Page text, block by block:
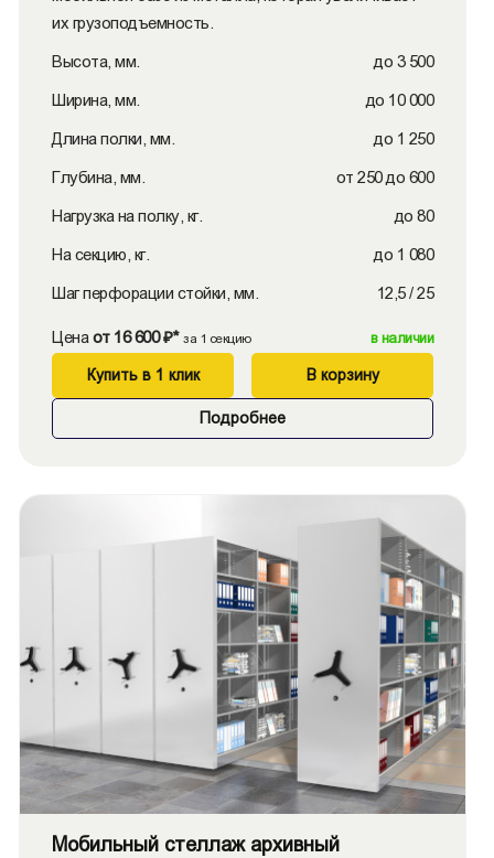
их грузоподъемность.
Высота, мм. до 3 500
Ширина, мм. до 10 000
Длина полки, мм. до 1 250
Глубина, мм. от 250 до 600
Нагрузка на полку, кг. до 80
На секцию, кг. до 1 080
Шаг перфорации стойки, мм. 12,5 / 25
Цена от 16 600 ₽* за 1 секцию в наличии
Купить в 1 клик В корзину
Подробнее
Мобильный стеллаж архивный